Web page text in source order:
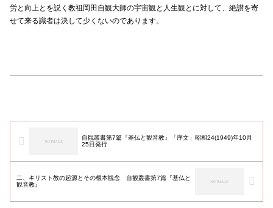
労と向上とを説く教祖岡田自観大師の宇宙観と人生観とに対して、絶讃を寄
せて来る識者は決して少くないのであります。
自観叢書第7篇『基仏と観音教』「序文」昭和24(1949)年10月
25日発行
二、キリスト教の起源とその根本観念 自観叢書第7篇『基仏と
観音教』